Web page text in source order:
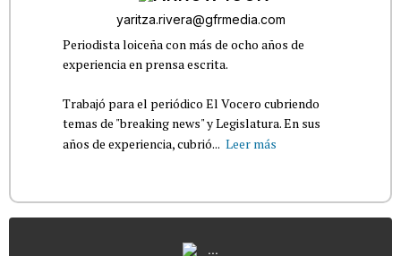
yaritza.rivera@gfrmedia.com
Periodista loiceña con más de ocho años de
experiencia en prensa escrita.
Trabajó para el periódico El Vocero cubriendo
temas de "breaking news" y Legislatura. En sus
años de experiencia, cubrió... Leer más
...